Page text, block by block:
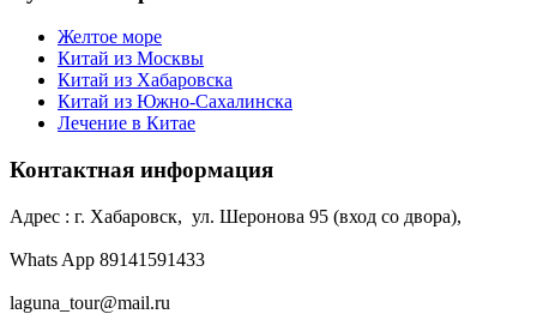
Желтое море
Китай из Москвы
Китай из Хабаровска
Китай из Южно-Сахалинска
Лечение в Китае
Контактная информация
Адрес : г. Хабаровск, ул. Шеронова 95 (вход со двора),
Whats App 89141591433
laguna_tour@mail.ru